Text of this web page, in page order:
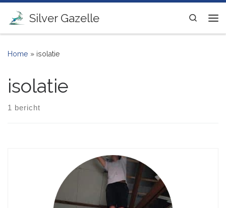
Ga naar inhoud
Silver Gazelle
Search
Home » isolatie
isolatie
1 bericht